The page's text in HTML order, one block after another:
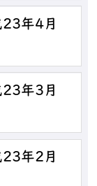
年4月
年3月
年2月